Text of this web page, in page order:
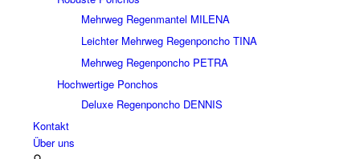
Mehrweg Regenmantel MILENA
Leichter Mehrweg Regenponcho TINA
Mehrweg Regenponcho PETRA
Hochwertige Ponchos
Deluxe Regenponcho DENNIS
Kontakt
Über uns